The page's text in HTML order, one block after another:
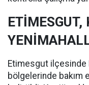
ETİMESGUT,
Etimesgut ilçesinde
bölgelerinde bakım